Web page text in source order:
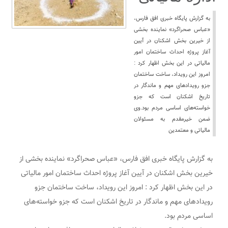
به گزارش پایگاه خبری افق فارس،
«عباس صحراگرد» نماینده بخشی
از خیرین بخش اشکنان در آیین
آغاز پروژه احداث ساختمان امور
مالیاتی در این بخش اظهار کرد :
امروز این رویداد، ساخت ساختمان
جزو رویدادهای مهم و ماندگار در
تاریخ اشکنان است که جزو
خواسته‌های اساسی مردم بود.وی
ضمن خیرمقدم به مسئولان
مالیاتی و معتمدین
به گزارش پایگاه خبری افق فارس، «عباس صحراگرد» نماینده بخشی از
خیرین بخش اشکنان در آیین آغاز پروژه احداث ساختمان امور مالیاتی
در این بخش اظهار کرد : امروز این رویداد، ساخت ساختمان جزو
رویدادهای مهم و ماندگار در تاریخ اشکنان است که جزو خواسته‌های
اساسی مردم بود.